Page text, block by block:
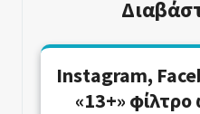
Instagram,
«13+»